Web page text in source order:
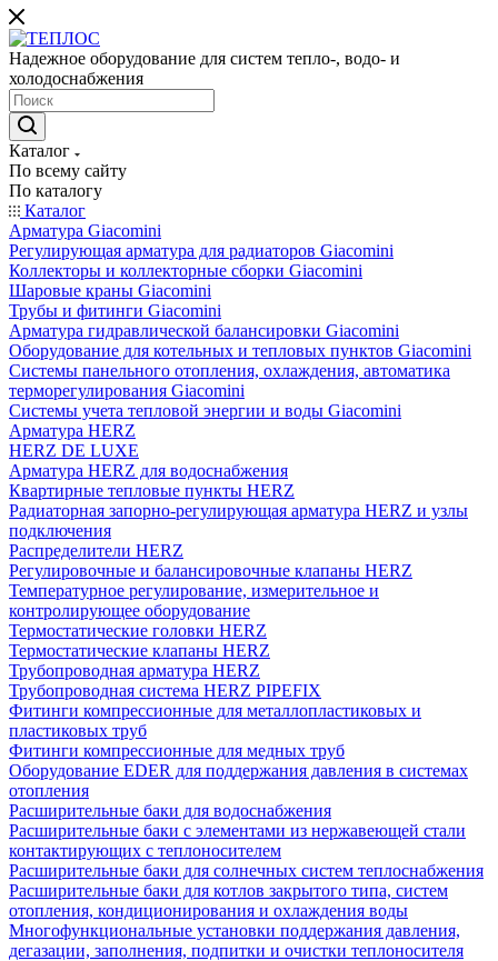
Надежное оборудование для систем тепло-, водо- и
холодоснабжения
Каталог
По всему сайту
По каталогу
Каталог
Арматура Giacomini
Регулирующая арматура для радиаторов Giacomini
Коллекторы и коллекторные сборки Giacomini
Шаровые краны Giacomini
Трубы и фитинги Giacomini
Арматура гидравлической балансировки Giacomini
Оборудование для котельных и тепловых пунктов Giacomini
Системы панельного отопления, охлаждения, автоматика
терморегулирования Giacomini
Системы учета тепловой энергии и воды Giacomini
Арматура HERZ
HERZ DE LUXE
Арматура HERZ для водоснабжения
Квартирные тепловые пункты HERZ
Радиаторная запорно-регулирующая арматура HERZ и узлы
подключения
Распределители HERZ
Регулировочные и балансировочные клапаны HERZ
Температурное регулирование, измерительное и
контролирующее оборудование
Термостатические головки HERZ
Термостатические клапаны HERZ
Трубопроводная арматура HERZ
Трубопроводная система HERZ PIPEFIX
Фитинги компрессионные для металлопластиковых и
пластиковых труб
Фитинги компрессионные для медных труб
Оборудование EDER для поддержания давления в системах
отопления
Расширительные баки для водоснабжения
Расширительные баки с элементами из нержавеющей стали
контактирующих с теплоносителем
Расширительные баки для солнечных систем теплоснабжения
Расширительные баки для котлов закрытого типа, систем
отопления, кондиционирования и охлаждения воды
Многофункциональные установки поддержания давления,
дегазации, заполнения, подпитки и очистки теплоносителя